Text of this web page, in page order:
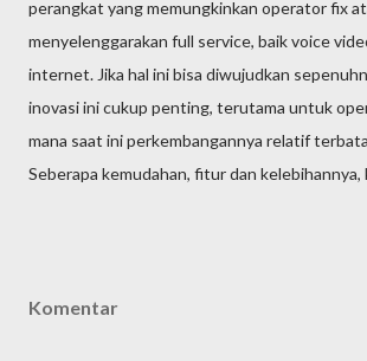
perangkat yang memungkinkan operator fix
menyelenggarakan full service, baik voice
internet. Jika hal ini bisa diwujudkan
inovasi ini cukup penting, terutama untuk
mana saat ini perkembangannya relatif
Seberapa kemudahan, fitur dan
Komentar